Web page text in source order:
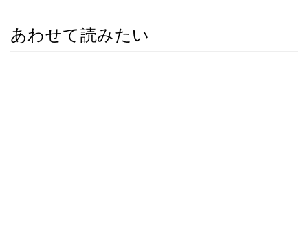
あわせて読みたい